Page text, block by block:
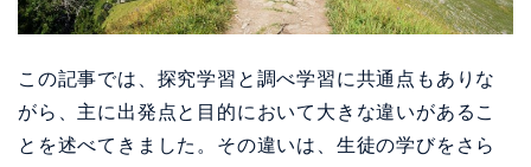
この記事では、探究学習と調べ学習に共通点もありな
がら、主に出発点と目的において大きな違いがあるこ
とを述べてきました。その違いは、生徒の学びをさら